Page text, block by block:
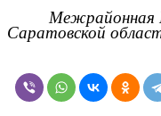
Саратовской